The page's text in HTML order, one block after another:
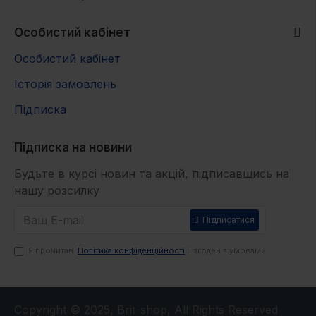
Особистий кабінет
Особистий кабінет
Історія замовлень
Підписка
Підписка на новини
Будьте в курсі новин та акцій, підписавшись на
нашу розсилку
Підписатися
Я прочитав Політика конфіденційності і згоден з умовами